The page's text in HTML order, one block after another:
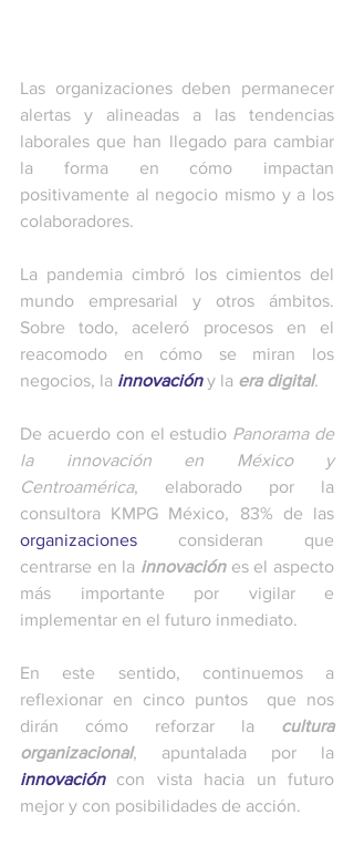
Las organizaciones deben permanecer
alertas y alineadas a las tendencias
laborales que han llegado para cambiar
la forma en cómo impactan
positivamente al negocio mismo y a los
colaboradores.
La pandemia cimbró los cimientos del
mundo empresarial y otros ámbitos.
Sobre todo, aceleró procesos en el
reacomodo en cómo se miran los
negocios, la innovación y la era digital
De acuerdo con el estudio Panorama de
la innovación en México y
Centroamérica, elaborado por la
consultora KMPG México, 83% de las
organizaciones consideran que
centrarse en la innovación es el aspecto
más importante por vigilar e
implementar en el futuro inmediato.
En este sentido, continuemos a
reflexionar en cinco puntos  que nos
dirán cómo reforzar la cultura
organizacional
innovación con vista hacia un futuro
mejor y con posibilidades de acción.